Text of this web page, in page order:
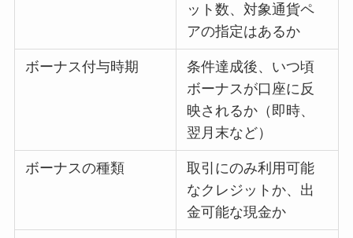
ット数、対象通貨ペ
アの指定はあるか
ボーナス付与時期
条件達成後、いつ頃
ボーナスが口座に反
映されるか（即時、
翌月末など）
ボーナスの種類
取引にのみ利用可能
なクレジットか、出
金可能な現金か